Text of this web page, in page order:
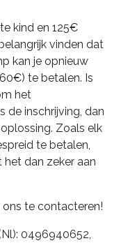
kind en 125€
vinden dat
kan je opnieuw
te betalen. Is
het
de inschrijving, dan
Zoals elk
te betalen,
het dan zeker aan
te contacteren!
0496940652,